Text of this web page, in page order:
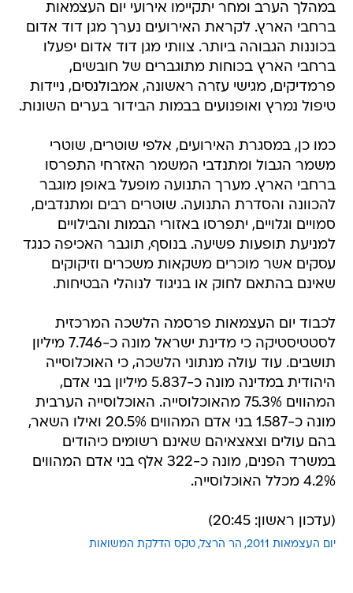
במהלך הערב ומחר יתקיימו אירועי יום העצמאות
ברחבי הארץ. לקראת האירועים נערך מגן דוד אדום
בכוננות הגבוהה ביותר. צוותי מגן דוד אדום יפעלו
ברחבי הארץ בכוחות מתוגברים של חובשים,
פרמדיקים, מגישי עזרה ראשונה, אמבולנסים, ניידות
טיפול נמרץ ואופנועים בבמות הבידור בערים השונות.
כמו כן, במסגרת האירועים, אלפי שוטרים, שוטרי
משמר הגבול ומתנדבי המשמר האזרחי התפרסו
ברחבי הארץ. מערך התנועה מופעל באופן מוגבר
להכוונה והסדרת התנועה. שוטרים רבים ומתנדבים,
סמויים וגלויים, יתפרסו באזורי הבמות והבילויים
למניעת תופעות פשיעה. בנוסף, תוגבר האכיפה כנגד
עסקים אשר מוכרים משקאות משכרים וזיקוקים
שאינם בהתאם לחוק או בניגוד לנוהלי הבטיחות.
לכבוד יום העצמאות פרסמה הלשכה המרכזית
לסטטיסטיקה כי מדינת ישראל מונה כ-7.746 מיליון
תושבים. עוד עולה מנתוני הלשכה, כי האוכלוסייה
היהודית במדינה מונה כ-5.837 מיליון בני אדם,
המהווים 75.3% מהאוכלוסייה. האוכלוסייה הערבית
מונה כ-1.587 בני אדם המהווים 20.5% ואילו השאר,
בהם עולים וצאצאיהם שאינם רשומים כיהודים
במשרד הפנים, מונה כ-322 אלף בני אדם המהווים
4.2% מכלל האוכלוסייה.
(עדכון ראשון: 20:45)
יום העצמאות 2011 הר הרצל טקס הדלקת המשואות